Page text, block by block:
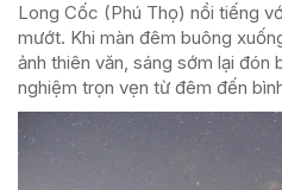
Long Cốc (Phú Thọ) nổi tiếng
mướt. Khi màn đêm buông
ảnh thiên văn, sáng sớm lại đón
nghiệm trọn vẹn từ đêm đến